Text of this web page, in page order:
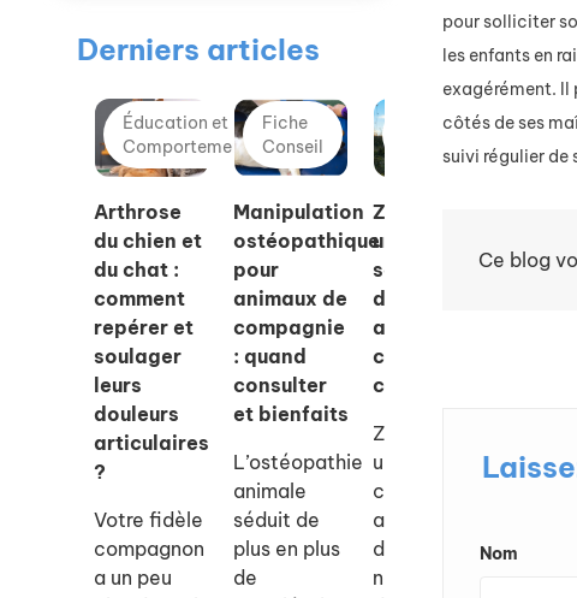
Derniers articles
Éducation et
Comportement
Arthrose
du chien et
du chat :
comment
repérer et
soulager
leurs
douleurs
articulaires
?
Votre fidèle
compagnon
a un peu
Fiche
Conseil
Manipulation
ostéopathique
pour
animaux de
compagnie
: quand
consulter
et bienfaits
L’ostéopathie
animale
séduit de
plus en plus
de
Éducation et
Comportement
Zylkene® :
une
solution
douce pour
apaiser
chiens et
chats
Zylkene est
un
complément
alimentaire
d’origine
naturelle
races
races
pour solliciter
les enfants en
exagérément. Il
côtés de ses
suivi régulier de
Ce blog
Nom